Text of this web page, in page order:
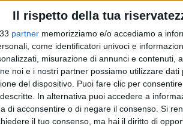
Il rispetto della tua
partner memorizziamo e/o accediamo a
come identificatori univoci e
misurazione di annunci e contenuti,
noi e i nostri partner possiamo utilizzare
del dispositivo. Puoi fare clic per
In alternativa puoi accedere a
di acconsentire o di negare il consenso. Si
il tuo consenso, ma hai il diritto di
%
%
%